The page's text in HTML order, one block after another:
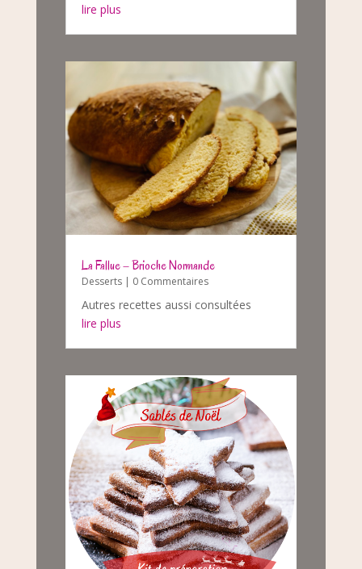
lire plus
La Fallue – Brioche Normande
Desserts| 0 Commentaires
Autres recettes aussi consultées
lire plus